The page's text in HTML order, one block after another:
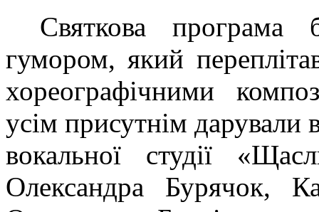
Святкова програма
гумором, який
хореографічними
усім присутнім дарували
вокальної студії
Олександра Бурячок,